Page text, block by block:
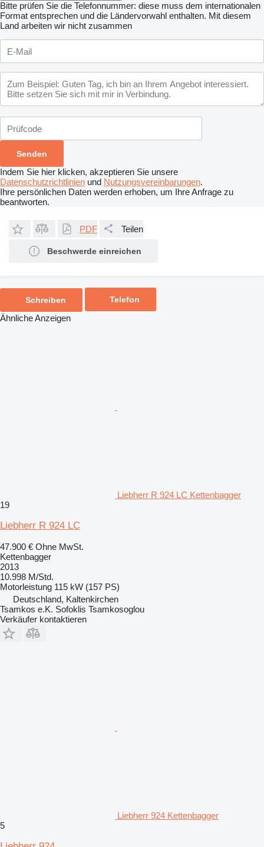
Bitte prüfen Sie die Telefonnummer: diese muss dem internationalen
Format entsprechen und die Ländervorwahl enthalten. Mit diesem
Land arbeiten wir nicht zusammen
Indem Sie hier klicken, akzeptieren Sie unsere
Datenschutzrichtlinien und Nutzungsvereinbarungen.
Ihre persönlichen Daten werden erhoben, um Ihre Anfrage zu
beantworten.
PDF Teilen
Beschwerde einreichen
Schreiben Telefon
Ähnliche Anzeigen
Liebherr R 924 LC Kettenbagger
19
Liebherr R 924 LC
47.900 € Ohne MwSt.
Kettenbagger
2013
10.998 M/Std.
Motorleistung 115 kW (157 PS)
Deutschland, Kaltenkirchen
Tsamkos e.K. Sofoklis Tsamkosoglou
Verkäufer kontaktieren
Liebherr 924 Kettenbagger
5